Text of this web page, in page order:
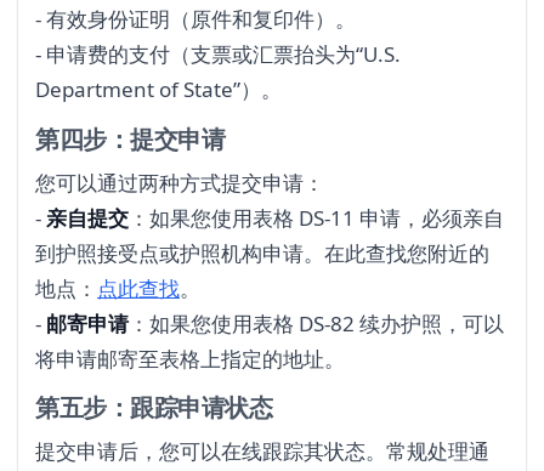
- 有效身份证明（原件和复印件）。
- 申请费的支付（支票或汇票抬头为“U.S.
Department of State”）。
第四步：提交申请
您可以通过两种方式提交申请：
-亲自提交 ：如果您使用表格 DS-11 申请，必须亲自
到护照接受点或护照机构申请。在此查找您附近的
地点： 点此查找。
- 邮寄申请：如果您使用表格 DS-82 续办护照，可以
将申请邮寄至表格上指定的地址。
第五步：跟踪申请状态
提交申请后，您可以在线跟踪其状态。常规处理通